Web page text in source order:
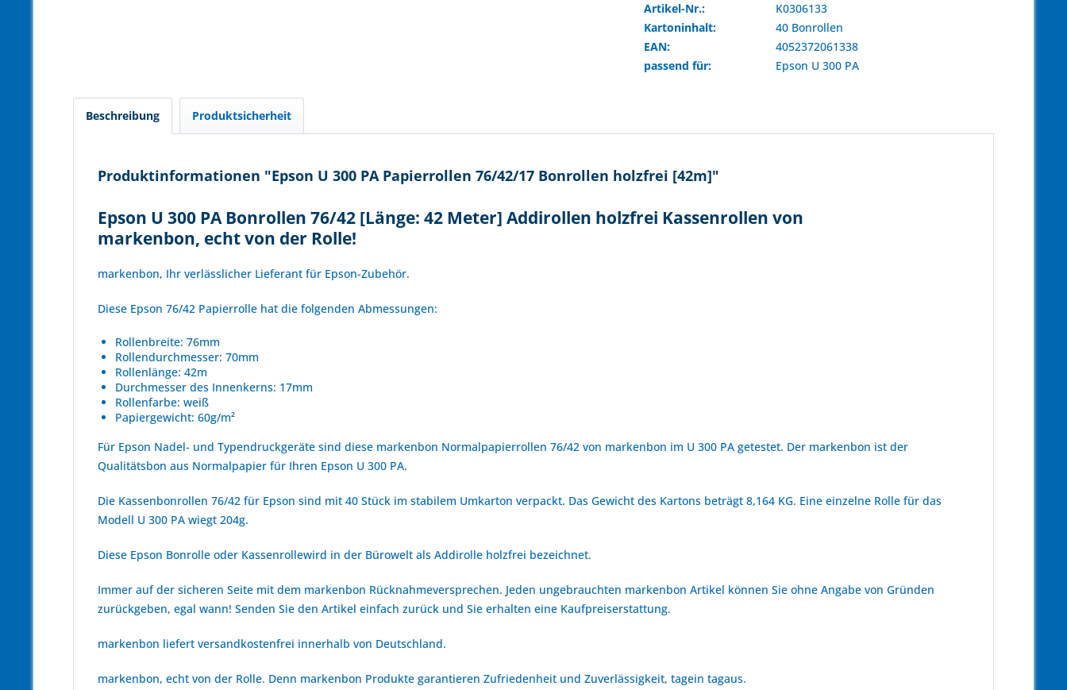
Artikel-Nr.:
K0306133
Kartoninhalt:
40 Bonrollen
EAN:
4052372061338
passend für:
Epson U 300 PA
Beschreibung Produktsicherheit
Produktinformationen "Epson U 300 PA Papierrollen 76/42/17 Bonrollen holzfrei [42m]"
Epson U 300 PA Bonrollen 76/42 [Länge: 42 Meter] Addirollen holzfrei Kassenrollen von
markenbon, echt von der Rolle!
markenbon, Ihr verlässlicher Lieferant für Epson-Zubehör.
Diese Epson 76/42 Papierrolle hat die folgenden Abmessungen:
Rollenbreite: 76mm
Rollendurchmesser: 70mm
Rollenlänge: 42m
Durchmesser des Innenkerns: 17mm
Rollenfarbe: weiß
Papiergewicht: 60g/m²
Für Epson Nadel- und Typendruckgeräte sind diese markenbon Normalpapierrollen 76/42 von markenbon im U 300 PA getestet. Der markenbon ist der
Qualitätsbon aus Normalpapier für Ihren Epson U 300 PA.
Die Kassenbonrollen 76/42 für Epson sind mit 40 Stück im stabilem Umkarton verpackt. Das Gewicht des Kartons beträgt 8,164 KG. Eine einzelne Rolle für das
Modell U 300 PA wiegt 204g.
Diese Epson Bonrolle oder Kassenrollewird in der Bürowelt als Addirolle holzfrei bezeichnet.
Immer auf der sicheren Seite mit dem markenbon Rücknahmeversprechen. Jeden ungebrauchten markenbon Artikel können Sie ohne Angabe von Gründen
zurückgeben, egal wann! Senden Sie den Artikel einfach zurück und Sie erhalten eine Kaufpreiserstattung.
markenbon liefert versandkostenfrei innerhalb von Deutschland.
markenbon, echt von der Rolle. Denn markenbon Produkte garantieren Zufriedenheit und Zuverlässigkeit, tagein tagaus.